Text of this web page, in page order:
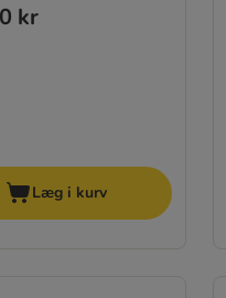
kr
Læg i kurv